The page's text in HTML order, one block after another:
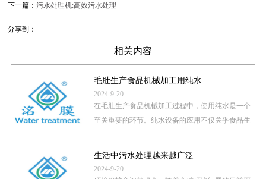
下一篇：污水处理机:高效污水处理
分享到：
相关内容
毛肚生产食品机械加工用纯水
2024-9-20
在毛肚生产食品机械加工过程中，使用纯水是一个
至关重要的环节。纯水设备的应用不仅关乎食品生
生活中污水处理越来越广泛
2024-9-20